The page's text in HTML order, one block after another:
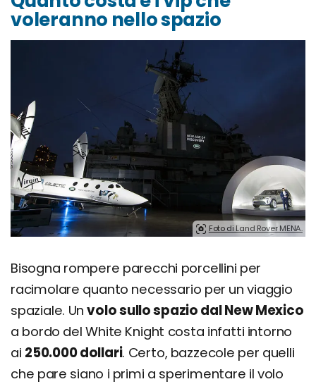
voleranno nello spazio
Foto di Land Rover MENA.
Bisogna rompere parecchi porcellini per
racimolare quanto necessario per un viaggio
spaziale. Unvolo sullo spazio dal New Mexico
a bordo del White Knight costa infatti intorno
ai 250.000 dollari. Certo, bazzecole per quelli
che pare siano i primi a sperimentare il volo